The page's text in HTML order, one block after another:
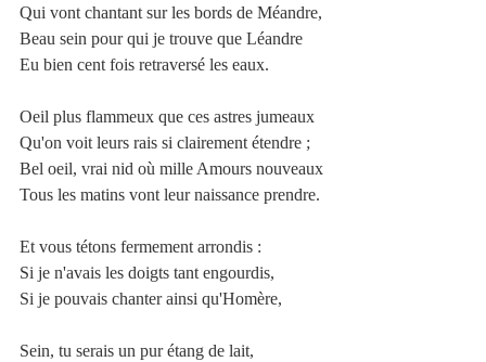
Qui vont chantant sur les bords de Méandre,
Beau sein pour qui je trouve que Léandre
Eu bien cent fois retraversé les eaux.
Oeil plus flammeux que ces astres jumeaux
Qu'on voit leurs rais si clairement étendre ;
Bel oeil, vrai nid où mille Amours nouveaux
Tous les matins vont leur naissance prendre.
Et vous tétons fermement arrondis :
Si je n'avais les doigts tant engourdis,
Si je pouvais chanter ainsi qu'Homère,
Sein, tu serais un pur étang de lait,